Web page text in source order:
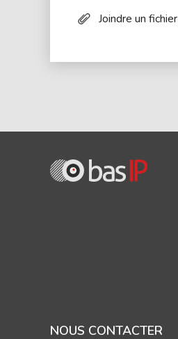
Joindre un fichier
NOUS CONTACTER